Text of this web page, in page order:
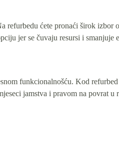
refurbedu ćete pronaći širok izbor
jer se čuvaju resursi i smanjuje
funkcionalnošću. Kod
jamstva i pravom na povrat u